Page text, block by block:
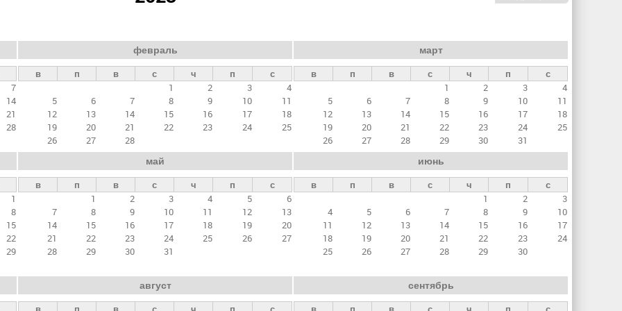
7
14
21
28
февраль
в п в с ч п
с
1
2 3
4
5
6 7 8 9 10
11
12
13 14 15 16 17
18
19
20 21 22 23 24
25
26
27 28
март
в п в с ч п
с
1
2 3
4
5
6 7 8 9 10
11
12
13 14 15 16 17
18
19
20 21 22 23 24
25
26
27 28 29 30 31
1
8
15
22
29
май
в п в с ч п
с
1
2 3 4 5
6
7
8 9 10 11 12
13
14
15 16 17 18 19
20
21
22 23 24 25 26
27
28
29 30 31
июнь
в п в с ч п
с
1
2
3
4
5 6 7 8 9
10
11
12 13 14 15 16
17
18
19 20 21 22 23
24
25
26 27 28 29 30
август сентябрь